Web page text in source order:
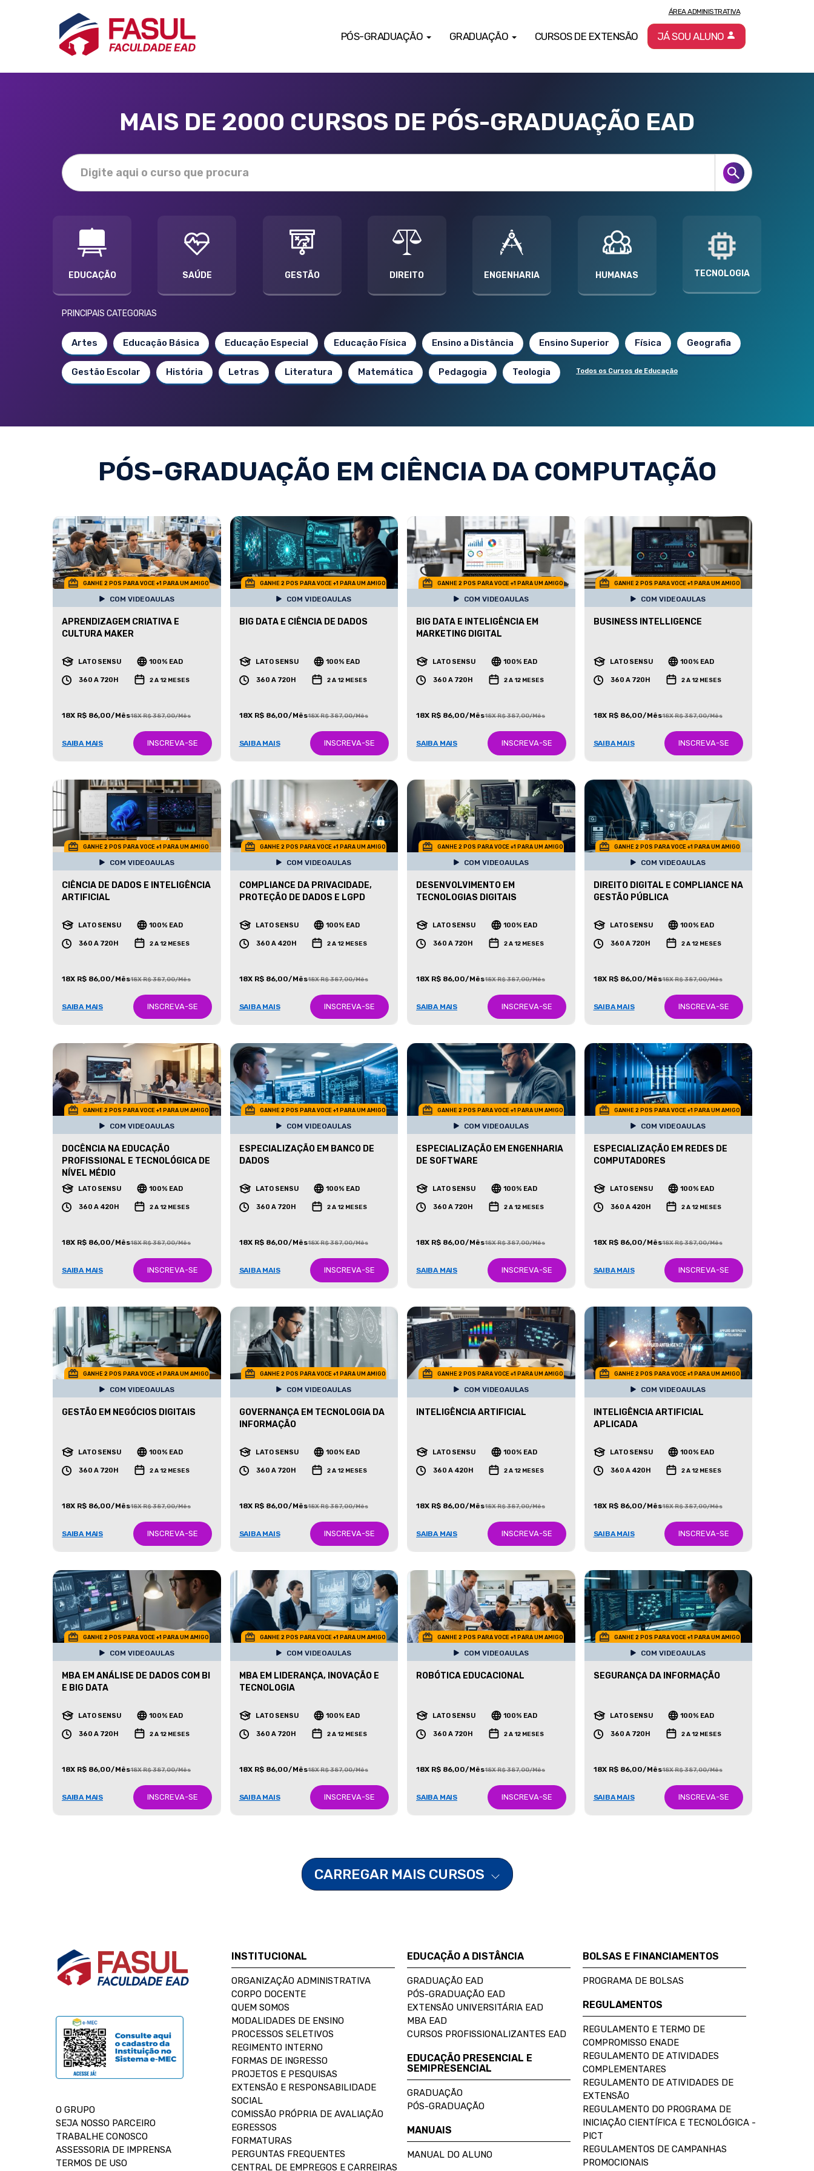
PÓS-GRADUAÇÃO GRADUAÇÃO CURSOS DE EXTENSÃO
ÁREA ADMINISTRATIVA
JÁ SOU ALUNO
MAIS DE 2000 CURSOS DE PÓS-GRADUAÇÃO EAD
EDUCAÇÃO SAÚDE GESTÃO DIREITO ENGENHARIA HUMANAS TECNOLOGIA
PRINCIPAIS CATEGORIAS
Artes Educação Básica Educação Especial Educação Física Ensino a Distância Ensino Superior Física Geografia
Gestão Escolar História Letras Literatura Matemática Pedagogia Teologia Todos os Cursos de Educação
PÓS-GRADUAÇÃO EM CIÊNCIA DA COMPUTAÇÃO
GANHE 2 POS PARA VOCE +1 PARA UM AMIGO
COM VIDEOAULAS
APRENDIZAGEM CRIATIVA E
CULTURA MAKER
LATO SENSU 100% EAD
360 A 720H 2 A 12 MESES
18X R$ 86,00/Mês18X R$ 387,00/Mês
SAIBA MAIS INSCREVA-SE
GANHE 2 POS PARA VOCE +1 PARA UM AMIGO
COM VIDEOAULAS
BIG DATA E CIÊNCIA DE DADOS
LATO SENSU 100% EAD
360 A 720H 2 A 12 MESES
18X R$ 86,00/Mês18X R$ 387,00/Mês
SAIBA MAIS INSCREVA-SE
GANHE 2 POS PARA VOCE +1 PARA UM AMIGO
COM VIDEOAULAS
BIG DATA E INTELIGÊNCIA EM
MARKETING DIGITAL
LATO SENSU 100% EAD
360 A 720H 2 A 12 MESES
18X R$ 86,00/Mês18X R$ 387,00/Mês
SAIBA MAIS INSCREVA-SE
GANHE 2 POS PARA VOCE +1 PARA UM AMIGO
COM VIDEOAULAS
BUSINESS INTELLIGENCE
LATO SENSU 100% EAD
360 A 720H 2 A 12 MESES
18X R$ 86,00/Mês18X R$ 387,00/Mês
SAIBA MAIS INSCREVA-SE
GANHE 2 POS PARA VOCE +1 PARA UM AMIGO
COM VIDEOAULAS
CIÊNCIA DE DADOS E INTELIGÊNCIA
ARTIFICIAL
LATO SENSU 100% EAD
360 A 720H 2 A 12 MESES
18X R$ 86,00/Mês18X R$ 387,00/Mês
SAIBA MAIS INSCREVA-SE
GANHE 2 POS PARA VOCE +1 PARA UM AMIGO
COM VIDEOAULAS
COMPLIANCE DA PRIVACIDADE,
PROTEÇÃO DE DADOS E LGPD
LATO SENSU 100% EAD
360 A 420H 2 A 12 MESES
18X R$ 86,00/Mês18X R$ 387,00/Mês
SAIBA MAIS INSCREVA-SE
GANHE 2 POS PARA VOCE +1 PARA UM AMIGO
COM VIDEOAULAS
DESENVOLVIMENTO EM
TECNOLOGIAS DIGITAIS
LATO SENSU 100% EAD
360 A 720H 2 A 12 MESES
18X R$ 86,00/Mês18X R$ 387,00/Mês
SAIBA MAIS INSCREVA-SE
GANHE 2 POS PARA VOCE +1 PARA UM AMIGO
COM VIDEOAULAS
DIREITO DIGITAL E COMPLIANCE NA
GESTÃO PÚBLICA
LATO SENSU 100% EAD
360 A 720H 2 A 12 MESES
18X R$ 86,00/Mês18X R$ 387,00/Mês
SAIBA MAIS INSCREVA-SE
GANHE 2 POS PARA VOCE +1 PARA UM AMIGO
COM VIDEOAULAS
DOCÊNCIA NA EDUCAÇÃO
PROFISSIONAL E TECNOLÓGICA DE
NÍVEL MÉDIO
LATO SENSU 100% EAD
360 A 420H 2 A 12 MESES
18X R$ 86,00/Mês18X R$ 387,00/Mês
SAIBA MAIS INSCREVA-SE
GANHE 2 POS PARA VOCE +1 PARA UM AMIGO
COM VIDEOAULAS
ESPECIALIZAÇÃO EM BANCO DE
DADOS
LATO SENSU 100% EAD
360 A 720H 2 A 12 MESES
18X R$ 86,00/Mês18X R$ 387,00/Mês
SAIBA MAIS INSCREVA-SE
GANHE 2 POS PARA VOCE +1 PARA UM AMIGO
COM VIDEOAULAS
ESPECIALIZAÇÃO EM ENGENHARIA
DE SOFTWARE
LATO SENSU 100% EAD
360 A 720H 2 A 12 MESES
18X R$ 86,00/Mês18X R$ 387,00/Mês
SAIBA MAIS INSCREVA-SE
GANHE 2 POS PARA VOCE +1 PARA UM AMIGO
COM VIDEOAULAS
ESPECIALIZAÇÃO EM REDES DE
COMPUTADORES
LATO SENSU 100% EAD
360 A 420H 2 A 12 MESES
18X R$ 86,00/Mês18X R$ 387,00/Mês
SAIBA MAIS INSCREVA-SE
GANHE 2 POS PARA VOCE +1 PARA UM AMIGO
COM VIDEOAULAS
GESTÃO EM NEGÓCIOS DIGITAIS
LATO SENSU 100% EAD
360 A 720H 2 A 12 MESES
18X R$ 86,00/Mês18X R$ 387,00/Mês
SAIBA MAIS INSCREVA-SE
GANHE 2 POS PARA VOCE +1 PARA UM AMIGO
COM VIDEOAULAS
GOVERNANÇA EM TECNOLOGIA DA
INFORMAÇÃO
LATO SENSU 100% EAD
360 A 720H 2 A 12 MESES
18X R$ 86,00/Mês18X R$ 387,00/Mês
SAIBA MAIS INSCREVA-SE
GANHE 2 POS PARA VOCE +1 PARA UM AMIGO
COM VIDEOAULAS
INTELIGÊNCIA ARTIFICIAL
LATO SENSU 100% EAD
360 A 420H 2 A 12 MESES
18X R$ 86,00/Mês18X R$ 387,00/Mês
SAIBA MAIS INSCREVA-SE
GANHE 2 POS PARA VOCE +1 PARA UM AMIGO
COM VIDEOAULAS
INTELIGÊNCIA ARTIFICIAL
APLICADA
LATO SENSU 100% EAD
360 A 420H 2 A 12 MESES
18X R$ 86,00/Mês18X R$ 387,00/Mês
SAIBA MAIS INSCREVA-SE
GANHE 2 POS PARA VOCE +1 PARA UM AMIGO
COM VIDEOAULAS
MBA EM ANÁLISE DE DADOS COM BI
E BIG DATA
LATO SENSU 100% EAD
360 A 720H 2 A 12 MESES
18X R$ 86,00/Mês18X R$ 387,00/Mês
SAIBA MAIS INSCREVA-SE
GANHE 2 POS PARA VOCE +1 PARA UM AMIGO
COM VIDEOAULAS
MBA EM LIDERANÇA, INOVAÇÃO E
TECNOLOGIA
LATO SENSU 100% EAD
360 A 720H 2 A 12 MESES
18X R$ 86,00/Mês18X R$ 387,00/Mês
SAIBA MAIS INSCREVA-SE
GANHE 2 POS PARA VOCE +1 PARA UM AMIGO
COM VIDEOAULAS
ROBÓTICA EDUCACIONAL
LATO SENSU 100% EAD
360 A 720H 2 A 12 MESES
18X R$ 86,00/Mês18X R$ 387,00/Mês
SAIBA MAIS INSCREVA-SE
GANHE 2 POS PARA VOCE +1 PARA UM AMIGO
COM VIDEOAULAS
SEGURANÇA DA INFORMAÇÃO
LATO SENSU 100% EAD
360 A 720H 2 A 12 MESES
18X R$ 86,00/Mês18X R$ 387,00/Mês
SAIBA MAIS INSCREVA-SE
CARREGAR MAIS CURSOS
O GRUPO
SEJA NOSSO PARCEIRO
TRABALHE CONOSCO
ASSESSORIA DE IMPRENSA
TERMOS DE USO
INSTITUCIONAL
ORGANIZAÇÃO ADMINISTRATIVA
CORPO DOCENTE
QUEM SOMOS
MODALIDADES DE ENSINO
PROCESSOS SELETIVOS
REGIMENTO INTERNO
FORMAS DE INGRESSO
PROJETOS E PESQUISAS
EXTENSÃO E RESPONSABILIDADE
SOCIAL
COMISSÃO PRÓPRIA DE AVALIAÇÃO
EGRESSOS
FORMATURAS
PERGUNTAS FREQUENTES
CENTRAL DE EMPREGOS E CARREIRAS
EDUCAÇÃO A DISTÂNCIA
GRADUAÇÃO EAD
PÓS-GRADUAÇÃO EAD
EXTENSÃO UNIVERSITÁRIA EAD
MBA EAD
CURSOS PROFISSIONALIZANTES EAD
EDUCAÇÃO PRESENCIAL E
SEMIPRESENCIAL
GRADUAÇÃO
PÓS-GRADUAÇÃO
MANUAIS
MANUAL DO ALUNO
BOLSAS E FINANCIAMENTOS
PROGRAMA DE BOLSAS
REGULAMENTOS
REGULAMENTO E TERMO DE
COMPROMISSO ENADE
REGULAMENTO DE ATIVIDADES
COMPLEMENTARES
REGULAMENTO DE ATIVIDADES DE
EXTENSÃO
REGULAMENTO DO PROGRAMA DE
INICIAÇÃO CIENTÍFICA E TECNOLÓGICA -
PICT
REGULAMENTOS DE CAMPANHAS
PROMOCIONAIS